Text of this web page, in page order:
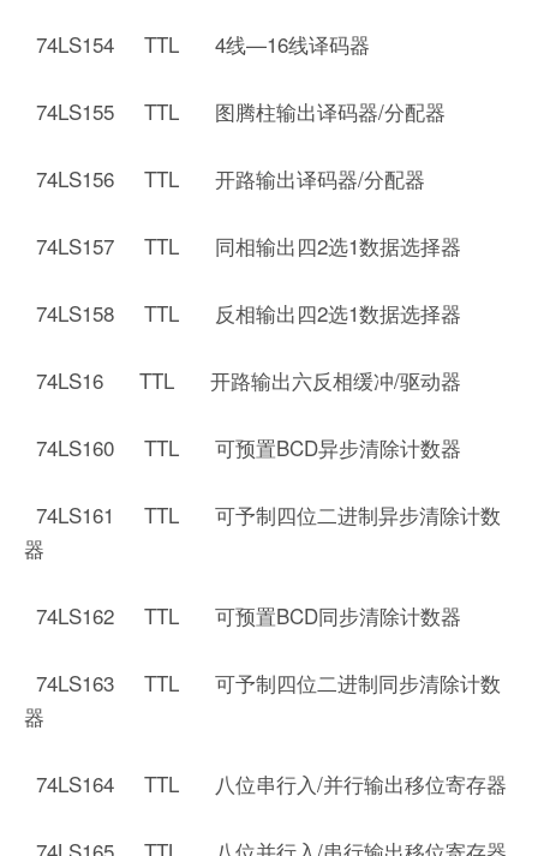
74LS154 TTL 4线—16线译码器
74LS155 TTL 图腾柱输出译码器/分配器
74LS156 TTL 开路输出译码器/分配器
74LS157 TTL 同相输出四2选1数据选择器
74LS158 TTL 反相输出四2选1数据选择器
74LS16 TTL 开路输出六反相缓冲/驱动器
74LS160 TTL 可预置BCD异步清除计数器
74LS161 TTL 可予制四位二进制异步清除计数
器
74LS162 TTL 可预置BCD同步清除计数器
74LS163 TTL 可予制四位二进制同步清除计数
器
74LS164 TTL 八位串行入/并行输出移位寄存器